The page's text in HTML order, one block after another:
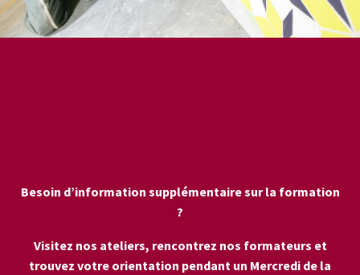
Besoin d’information supplémentaire sur la formation
?
Visitez nos ateliers, rencontrez nos formateurs et
trouvez votre orientation pendant un Mercredi de la